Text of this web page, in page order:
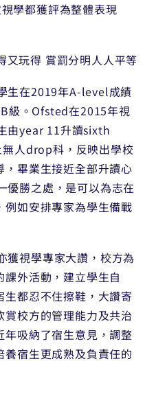
學都獲評為整體表現
生在2019年A-level成績
級。Ofsted在2015年視
由year 11升讀sixth
人drop科，反映出學校
畢業生接近全部升讀心
勝之處，是可以為志在
如安排專家為學生備戰
視學專家大讚，校方為
外活動，建立學生自
都忍不住擦鞋，大讚寄
校方的管理能力及共治
吸納了宿生意見，調整
宿生更成熟及負責任的